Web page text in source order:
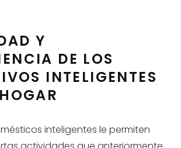
Y
DE LOS
INTELIGENTES
inteligentes le permiten